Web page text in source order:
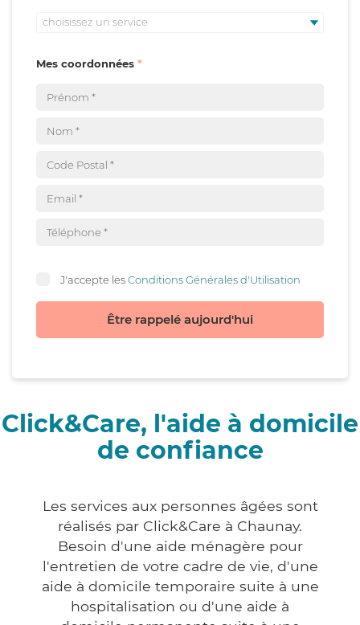
choisissez un service
Mes coordonnées
J'accepte lesConditions Générales d'Utilisation
Être rappelé aujourd'hui
Click&Care, l'aide à domicile
de confiance
Les services aux personnes âgées sont
réalisés par Click&Care à Chaunay.
Besoin d'une aide ménagère pour
l'entretien de votre cadre de vie, d'une
aide à domicile temporaire suite à une
hospitalisation ou d'une aide à